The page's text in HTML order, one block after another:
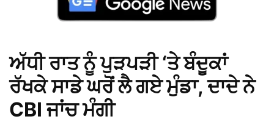
ਅੱਧੀ ਰਾਤ ਨੂੰ ਪੁੜਪੜੀ ‘ਤੇ ਬੰਦੂਕਾਂ
ਰੱਖਕੇ ਸਾਡੇ ਘਰੋਂ ਲੈ ਗਏ ਮੁੰਡਾ, ਦਾਦੇ ਨੇ
CBI ਜਾਂਚ ਮੰਗੀ